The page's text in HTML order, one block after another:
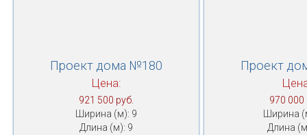
Проект дома №180
Цена:
921 500 руб.
Ширина (м): 9
Длина (м): 9
Проект
970 000
Ширина
Длина